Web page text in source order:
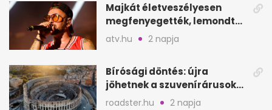
Majkát életveszélyesen
megfenyegették, lemondta
a sepsiszentgyörgyi
atv.hu 2 napja
Bírósági döntés: újra
jöhetnek a szuvenírárusok
Európa ikonikus helyére
roadster.hu 2 napja